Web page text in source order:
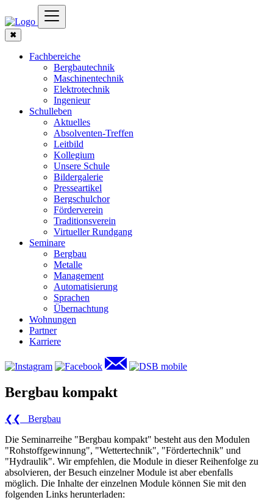
✖
Fachbereiche
Bergbautechnik
Maschinentechnik
Elektrotechnik
Ingenieur
Schulleben
Aktuelles
Absolventen-Treffen
Leitbild
Kollegium
Unsere Schule
Bildergalerie
Presseartikel
Bergschulchor
Förderverein
Traditionsverein
Virtueller Rundgang
Seminare
Bergbau
Metalle
Management
Automatisierung
Sprachen
Übernachtung
Wohnungen
Partner
Karriere
Bergbau kompakt
❮❮ Bergbau
Die Seminarreihe "Bergbau kompakt" besteht aus den Modulen
"Rohstoffgewinnung", "Wettertechnik", "Fördertechnik" und
"Hydraulik". Wir empfehlen, die Module in dieser Reihenfolge zu
absolvieren, der Besuch einzelner Module ist aber ebenfalls
möglich. Die Inhalte der einzelnen Module können Sie mit den
folgenden Links herunterladen: